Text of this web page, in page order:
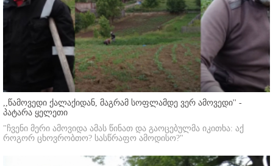
,,წამოვედი ქალაქიდან, მაგრამ სოფლამდე ვერ ამოვედი'' -
პატარა ყელეთი
"ჩვენი მერი ამოვიდა ამას წინათ და გაოცებულმა იკითხა: აქ
როგორ ცხოვრობთო? სასწრაფო ამოდისო?"